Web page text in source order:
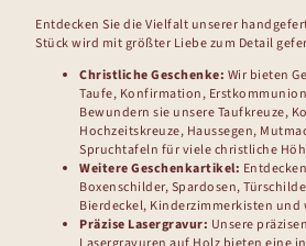
Entdecken Sie die Vielfalt unserer
Stück wird mit größter Liebe zum Detail
Christliche Geschenke: Wir bieten
Taufe, Konfirmation,
Bewundern sie unsere Taufkreuze,
Hochzeitskreuze, Haussegen,
Spruchtafeln für viele christliche
Weitere Geschenkartikel:
Boxenschilder, Spardosen,
Bierdeckel, Kinderzimmerkisten
Präzise Lasergravur: Unsere